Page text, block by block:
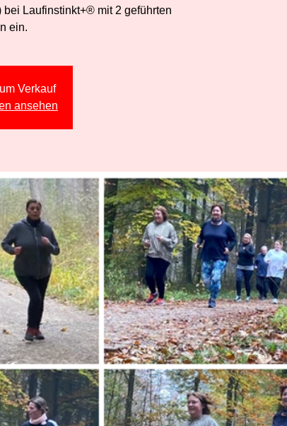
Laufinstinkt+® mit 2 geführten
ein.
Verkauf
ansehen